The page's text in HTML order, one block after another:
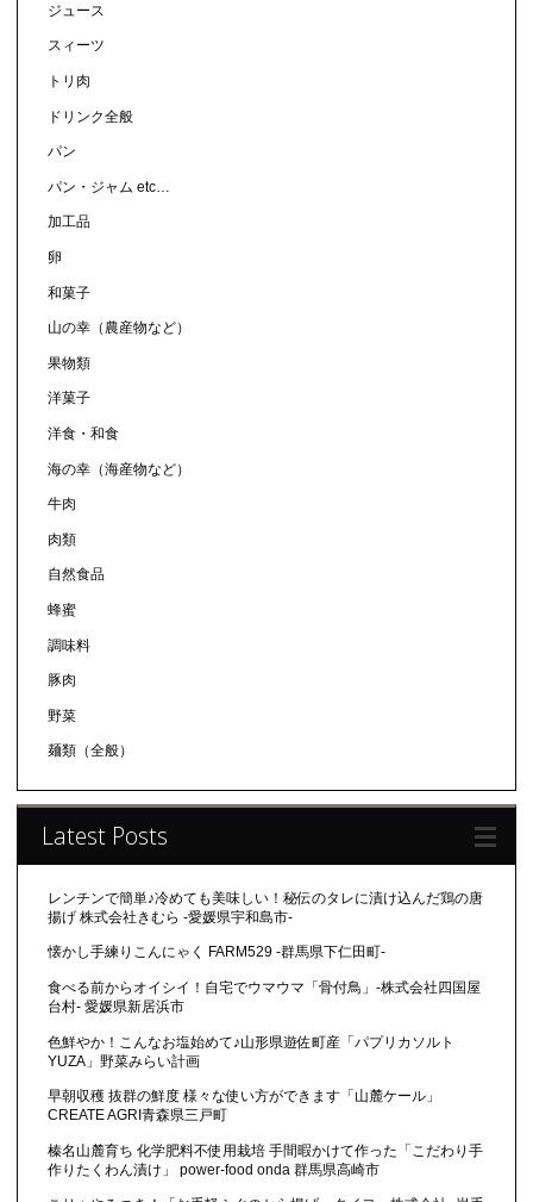
ジュース
スィーツ
トリ肉
ドリンク全般
パン
パン・ジャム etc…
加工品
卵
和菓子
山の幸（農産物など）
果物類
洋菓子
洋食・和食
海の幸（海産物など）
牛肉
肉類
自然食品
蜂蜜
調味料
豚肉
野菜
麺類（全般）
Latest Posts
レンチンで簡単♪冷めても美味しい！秘伝のタレに漬け込んだ鶏の唐
揚げ 株式会社きむら -愛媛県宇和島市-
懐かし手練りこんにゃく FARM529 -群馬県下仁田町-
食べる前からオイシイ！自宅でウマウマ「骨付鳥」-株式会社四国屋
台村- 愛媛県新居浜市
色鮮やか！こんなお塩始めて♪山形県遊佐町産「パプリカソルト
YUZA」野菜みらい計画
早朝収穫 抜群の鮮度 様々な使い方ができます「山麓ケール」
CREATE AGRI青森県三戸町
榛名山麓育ち 化学肥料不使用栽培 手間暇かけて作った「こだわり手
作りたくわん漬け」 power-food onda 群馬県高崎市